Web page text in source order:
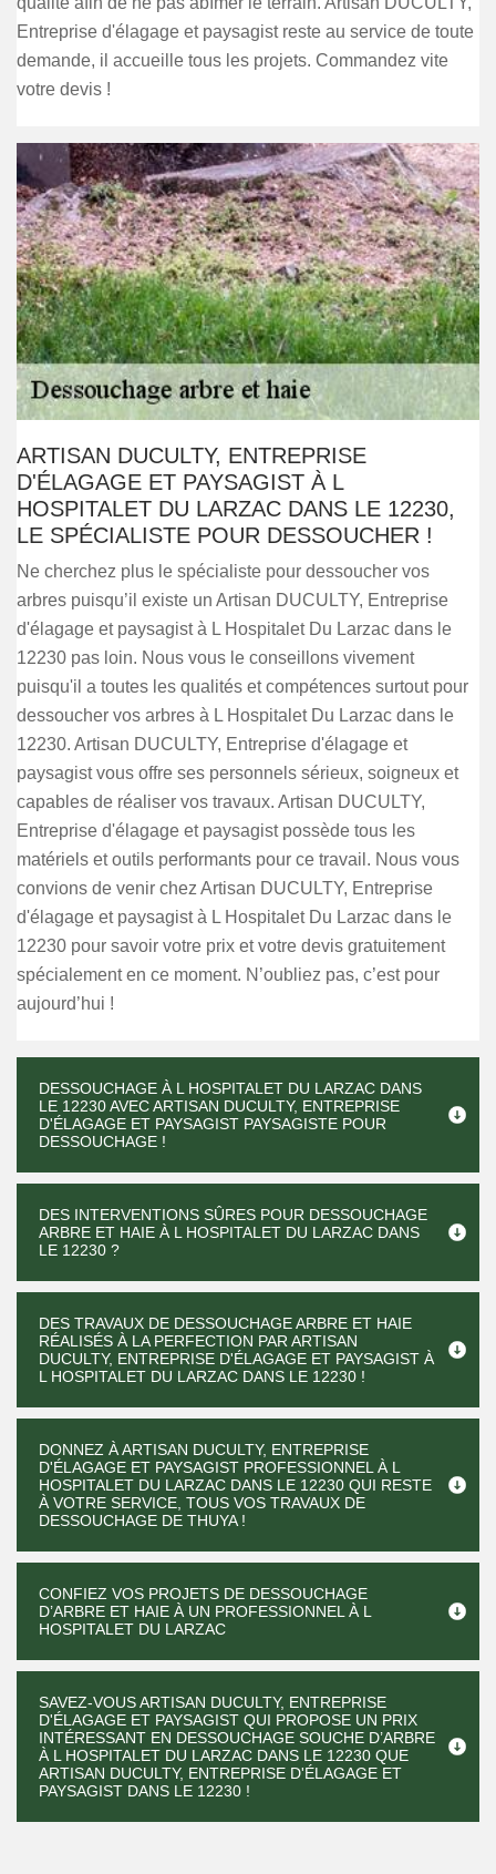
Entreprise d'élagage et paysagist reste au service de toute
demande, il accueille tous les projets. Commandez vite
votre devis !
ARTISAN DUCULTY, ENTREPRISE
D'ÉLAGAGE ET PAYSAGIST À L
HOSPITALET DU LARZAC DANS LE 12230,
LE SPÉCIALISTE POUR DESSOUCHER !
Ne cherchez plus le spécialiste pour dessoucher vos
arbres puisqu’il existe un Artisan DUCULTY, Entreprise
d'élagage et paysagist à L Hospitalet Du Larzac dans le
12230 pas loin. Nous vous le conseillons vivement
puisqu'il a toutes les qualités et compétences surtout pour
dessoucher vos arbres à L Hospitalet Du Larzac dans le
12230. Artisan DUCULTY, Entreprise d'élagage et
paysagist vous offre ses personnels sérieux, soigneux et
capables de réaliser vos travaux. Artisan DUCULTY,
Entreprise d'élagage et paysagist possède tous les
matériels et outils performants pour ce travail. Nous vous
convions de venir chez Artisan DUCULTY, Entreprise
d'élagage et paysagist à L Hospitalet Du Larzac dans le
12230 pour savoir votre prix et votre devis gratuitement
spécialement en ce moment. N’oubliez pas, c’est pour
aujourd’hui !
DESSOUCHAGE À L HOSPITALET DU LARZAC DANS
LE 12230 AVEC ARTISAN DUCULTY, ENTREPRISE
D'ÉLAGAGE ET PAYSAGIST PAYSAGISTE POUR
DESSOUCHAGE !
DES INTERVENTIONS SÛRES POUR DESSOUCHAGE
ARBRE ET HAIE À L HOSPITALET DU LARZAC DANS
LE 12230 ?
DES TRAVAUX DE DESSOUCHAGE ARBRE ET HAIE
RÉALISÉS À LA PERFECTION PAR ARTISAN
DUCULTY, ENTREPRISE D'ÉLAGAGE ET PAYSAGIST À
L HOSPITALET DU LARZAC DANS LE 12230 !
DONNEZ À ARTISAN DUCULTY, ENTREPRISE
D'ÉLAGAGE ET PAYSAGIST PROFESSIONNEL À L
HOSPITALET DU LARZAC DANS LE 12230 QUI RESTE
À VOTRE SERVICE, TOUS VOS TRAVAUX DE
DESSOUCHAGE DE THUYA !
CONFIEZ VOS PROJETS DE DESSOUCHAGE
D’ARBRE ET HAIE À UN PROFESSIONNEL À L
HOSPITALET DU LARZAC
SAVEZ-VOUS ARTISAN DUCULTY, ENTREPRISE
D'ÉLAGAGE ET PAYSAGIST QUI PROPOSE UN PRIX
INTÉRESSANT EN DESSOUCHAGE SOUCHE D’ARBRE
À L HOSPITALET DU LARZAC DANS LE 12230 QUE
ARTISAN DUCULTY, ENTREPRISE D'ÉLAGAGE ET
PAYSAGIST DANS LE 12230 !